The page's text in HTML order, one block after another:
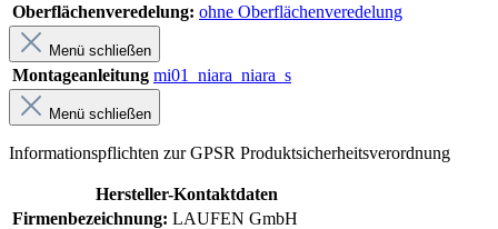
Oberflächenveredelung: ohne Oberflächenveredelung
Menü schließen
Montageanleitung mi01_niara_niara_s
Menü schließen
Informationspflichten zur GPSR Produktsicherheitsverordnung
Hersteller-Kontaktdaten
Firmenbezeichnung: LAUFEN GmbH